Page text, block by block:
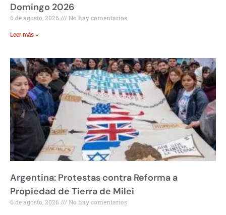
Domingo 2026
6 de agosto, 2026 No hay comentarios
Leer más »
Argentina: Protestas contra Reforma a
Propiedad de Tierra de Milei
6 de agosto, 2026 No hay comentarios